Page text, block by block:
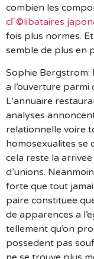
combien les
cГ©libataires
fois plus normes.
semble de plus en
Sophie Bergstrom:
a l’ouverture
L’annuaire
analyses
relationnelle voire
homosexualites se
cela reste la
d’unions.
forte que tout
paire constituee
de apparences a
tellement qu’on
possedent pas